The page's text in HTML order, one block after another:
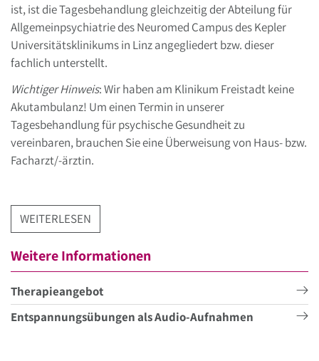
ist, ist die Tagesbehandlung gleichzeitig der Abteilung für
Allgemeinpsychiatrie des Neuromed Campus des Kepler
Universitätsklinikums in Linz angegliedert bzw. dieser
fachlich unterstellt.
Wichtiger Hinweis: Wir haben am Klinikum Freistadt keine
Akutambulanz! Um einen Termin in unserer
Tagesbehandlung für psychische Gesundheit zu
vereinbaren, brauchen Sie eine Überweisung von Haus- bzw.
Facharzt/-ärztin.
WEITERLESEN
Weitere Informationen
Therapieangebot
Entspannungsübungen als Audio-Aufnahmen